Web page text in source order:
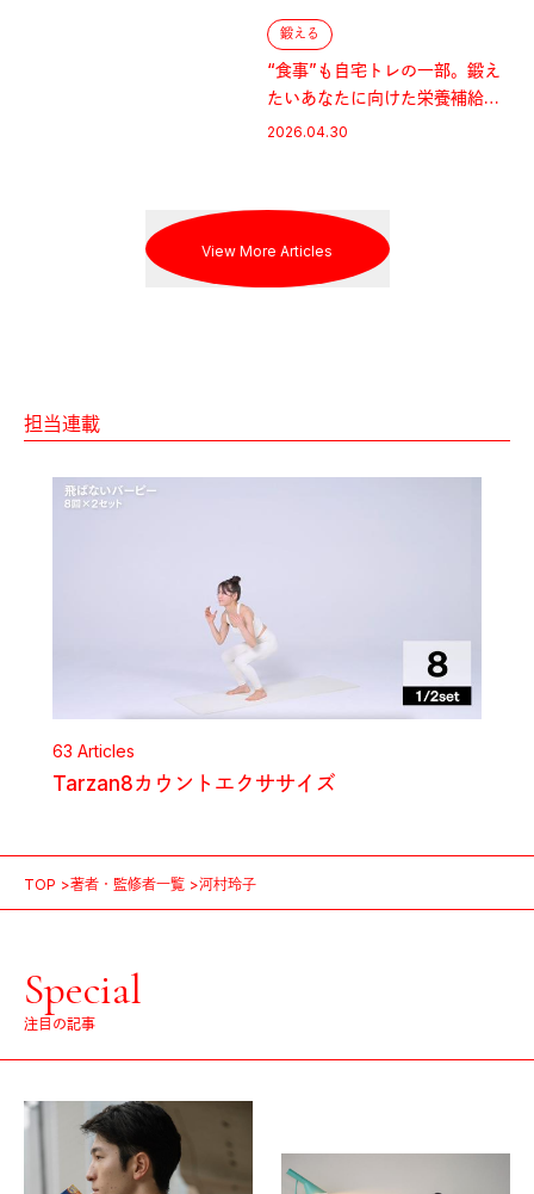
鍛える
“食事”も自宅トレの一部。鍛え
たいあなたに向けた栄養補給
術。
2026.04.30
View More Articles
担当連載
63 Articles
Tarzan8カウントエクササイズ
TOP 著者・監修者一覧 河村玲子
Special
注目の記事